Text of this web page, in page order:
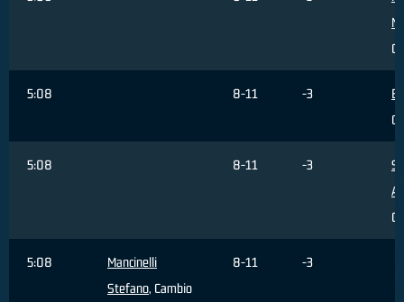
5:08 8-11 -3
5:08 8-11 -3
5:08
Mancinelli
Stefano, Cambio
8-11 -3